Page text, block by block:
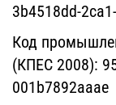
3b4518dd-
Код
(КПЕС 2008):
001b7892aaae